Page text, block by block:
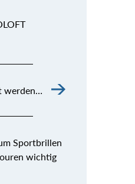
werden…
Sportbrillen
wichtig